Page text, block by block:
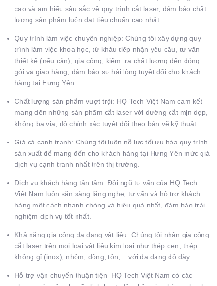
cao và am hiểu sâu sắc về quy trình cắt laser, đảm bảo chất
lượng sản phẩm luôn đạt tiêu chuẩn cao nhất.
Quy trình làm việc chuyên nghiệp: Chúng tôi xây dựng quy
trình làm việc khoa học, từ khâu tiếp nhận yêu cầu, tư vấn,
thiết kế (nếu cần), gia công, kiểm tra chất lượng đến đóng
gói và giao hàng, đảm bảo sự hài lòng tuyệt đối cho khách
hàng tại Hưng Yên.
Chất lượng sản phẩm vượt trội: HQ Tech Việt Nam cam kết
mang đến những sản phẩm cắt laser với đường cắt mịn đẹp,
không ba via, độ chính xác tuyệt đối theo bản vẽ kỹ thuật.
Giá cả cạnh tranh: Chúng tôi luôn nỗ lực tối ưu hóa quy trình
sản xuất để mang đến cho khách hàng tại Hưng Yên mức giá
dịch vụ cạnh tranh nhất trên thị trường.
Dịch vụ khách hàng tận tâm: Đội ngũ tư vấn của HQ Tech
Việt Nam luôn sẵn sàng lắng nghe, tư vấn và hỗ trợ khách
hàng một cách nhanh chóng và hiệu quả nhất, đảm bảo trải
nghiệm dịch vụ tốt nhất.
Khả năng gia công đa dạng vật liệu: Chúng tôi nhận gia công
cắt laser trên mọi loại vật liệu kim loại như thép đen, thép
không gỉ (inox), nhôm, đồng, tôn,... với đa dạng độ dày.
Hỗ trợ vận chuyển thuận tiện: HQ Tech Việt Nam có các